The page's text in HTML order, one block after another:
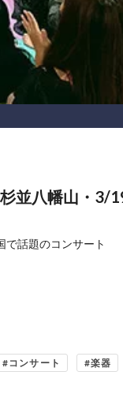
並八幡山・3/
で話題のコンサート
#コンサート #楽器